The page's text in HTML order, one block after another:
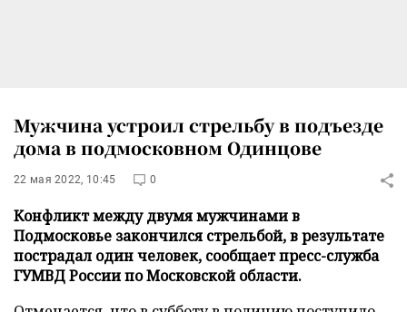
Мужчина устроил стрельбу в подъезде
дома в подмосковном Одинцове
22 мая 2022, 10:45 0
Конфликт между двумя мужчинами в
Подмосковье закончился стрельбой, в результате
пострадал один человек, сообщает пресс-служба
ГУМВД России по Московской области.